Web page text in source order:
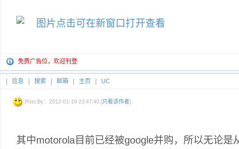
免费广告位，欢迎刊登
信息 搜索 邮箱 主页 UC
Post By：2012-01-19 23:47:40 [只看该作者]
其中motorola目前已经被google并购，所以无论